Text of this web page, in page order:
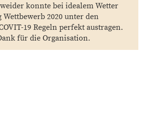
konnte bei idealem Wetter
Wettbewerb 2020 unter den
19 Regeln perfekt austragen.
für die Organisation.